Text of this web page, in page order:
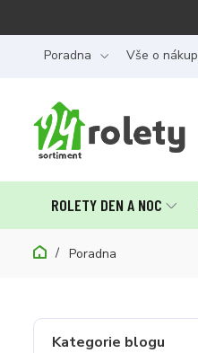
Poradna Vše o
ROLETY DEN A NOC
Poradna
Kategorie blogu